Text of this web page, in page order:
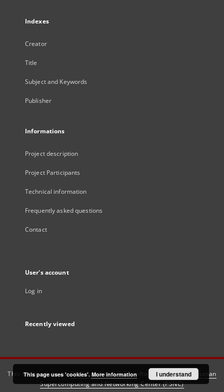
Indexes
Creator
Title
Subject and Keywords
Publisher
Informations
Project description
Project Participants
Technical information
Frequently asked questions
Contact
User's account
Log in
Recently viewed
This service runs onDInGO dLibra 6.3.21software created by
Poznan
Supercomputing and Networking Center (PSNC)
This page uses 'cookies'. More information I understand